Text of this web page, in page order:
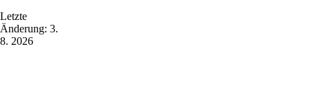
Letzte
Änderung: 3.
8. 2026